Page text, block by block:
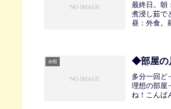
最終日。朝
煮浸し茹で
昼：外食。
余暇 ◆部屋
多分一回ど
理想の部屋
ね！こんば